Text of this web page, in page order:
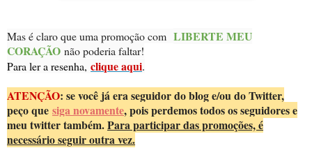
Mas é claro que uma promoção com LIBERTE MEU
CORAÇÃO não poderia faltar!
Para ler a resenha, clique aqui.
ATENÇÃO: se você já era seguidor do blog e/ou do Twitter,
peço que siga novamente, pois perdemos todos os seguidores e
meu twitter também.Para participar das promoções, é
necessário seguir outra vez.